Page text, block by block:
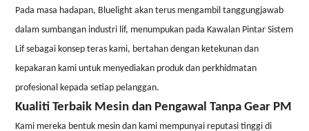
Pada masa hadapan, Bluelight akan terus mengambil tanggungjawab
dalam sumbangan industri lif, menumpukan pada Kawalan Pintar Sistem
Lif sebagai konsep teras kami, bertahan dengan ketekunan dan
kepakaran kami untuk menyediakan produk dan perkhidmatan
profesional kepada setiap pelanggan.
Kualiti Terbaik Mesin dan Pengawal Tanpa Gear PM
Kami mereka bentuk mesin dan kami mempunyai reputasi tinggi di